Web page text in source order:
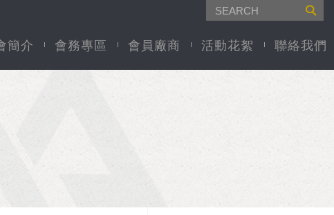
簡介 會務專區 會員廠商 活動花絮 聯絡我們